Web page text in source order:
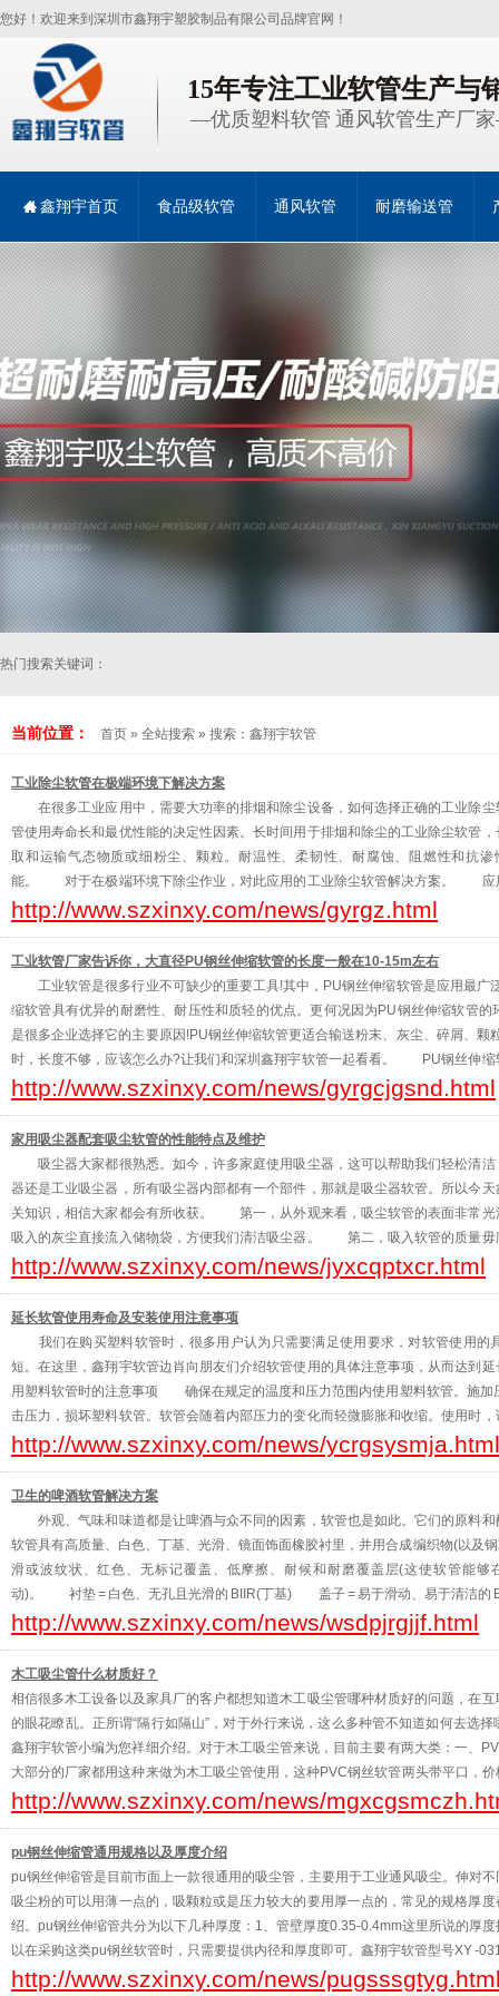
您好！欢迎来到深圳市鑫翔宇塑胶制品有限公司品牌官网！
15年专注工业软管生产与
—优质塑料软管 通风软管生产厂
鑫翔宇首页 食品级软管 通风软管 耐磨输送管
热门搜索关键词：
当前位置： 首页 » 全站搜索 » 搜索：鑫翔宇软管
工业除尘软管在极端环境下解决方案
在很多工业应用中，需要大功率的排烟和除尘设备，如何选择正确的工业除尘
管使用寿命长和最优性能的决定性因素。长时间用于排烟和除尘的工业除尘软管
取和运输气态物质或细粉尘、颗粒。耐温性、柔韧性、耐腐蚀、阻燃性和抗
能。 对于在极端环境下除尘作业，对此应用的工业除尘软管解决方案。 应
换间隔的时间就会大大的延长，这就会使我们鑫翔宇软管一站式软管生产商对排
http://www.szxinxy.com/news/gyrgz.html
工业软管厂家告诉你，大直径PU钢丝伸缩软管的长度一般在10-15m左右
工业软管是很多行业不可缺少的重要工具!其中，PU钢丝伸缩软管是应用最广
缩软管具有优异的耐磨性、耐压性和质轻的优点。更何况因为PU钢丝伸缩软管
是很多企业选择它的主要原因!PU钢丝伸缩软管更适合输送粉末、灰尘、碎屑、
时，长度不够，应该怎么办?让我们和深圳鑫翔宇软管一起看看。 PU钢丝伸
在生产过程中的局限性，国内一般生产标准为10m、15
http://www.szxinxy.com/news/gyrgcjgsnd.html
家用吸尘器配套吸尘软管的性能特点及维护
吸尘器大家都很熟悉。如今，许多家庭使用吸尘器，这可以帮助我们轻松清洁
器还是工业吸尘器，所有吸尘器内部都有一个部件，那就是吸尘器软管。所以今
关知识，相信大家都会有所收获。 第一，从外观来看，吸尘软管的表面非常光
吸入的灰尘直接流入储物袋，方便我们清洁吸尘器。 第二，吸入软管的质量毋
产品质量。只有质量达到标准，我们的产品才能长期使用。鑫翔宇生产的
http://www.szxinxy.com/news/jyxcqptxcr.html
延长软管使用寿命及安装使用注意事项
我们在购买塑料软管时，很多用户认为只需要满足使用要求，对软管使用的
短。在这里，鑫翔宇软管边肖向朋友们介绍软管使用的具体注意事项，从而达
用塑料软管时的注意事项 确保在规定的温度和压力范围内使用塑料软管。施加
击压力，损坏塑料软管。软管会随着内部压力的变化而轻微膨胀和收缩。使用时
软管应适合待装载的流体。当您不确定所使用的软管是否适合某种流体时
http://www.szxinxy.com/news/ycrgsysmja.html
卫生的啤酒软管解决方案
外观、气味和味道都是让啤酒与众不同的因素，软管也是如此。它们的原料和
软管具有高质量、白色、丁基、光滑、镜面饰面橡胶衬里，并用合成编织物(以及
滑或波纹状、红色、无标记覆盖、低摩擦、耐候和耐磨覆盖层(这使软管能
动)。 衬垫 = 白色、无孔且光滑的 BIIR(丁基) 盖子 = 易于滑动、易于清洁的
龙螺旋 封面颜色选项 =
http://www.szxinxy.com/news/wsdpjrgjjf.html
木工吸尘管什么材质好？
相信很多木工设备以及家具厂的客户都想知道木工吸尘管哪种材质好的问题，在
的眼花瞭乱。正所谓“隔行如隔山”，对于外行来说，这么多种管不知道如何去选
鑫翔宇软管小编为您祥细介绍。对于木工吸尘管来说，目前主要有两大类：一、
大部分的厂家都用这种来做为木工吸尘管使用，这种PVC钢丝软管两头带平口，
便宜，但有几个弊端，在冬天或者北方
http://www.szxinxy.com/news/
pu钢丝伸缩管通用规格以及厚度介绍
pu钢丝伸缩管是目前市面上一款很通用的吸尘管，主要用于工业通风吸尘。伸对
吸尘粉的可以用薄一点的，吸颗粒或是压力较大的要用厚一点的，常见的规格厚
绍。pu钢丝伸缩管共分为以下几种厚度：1、管壁厚度0.35-0.4mm这里所说的厚
以在采购这类pu钢丝软管时，只需要提供内径和厚度即可。鑫翔宇软管型号XY -
管子越薄，其伸缩性越好，所以如果使用场景
http://www.szxinxy.com/news/